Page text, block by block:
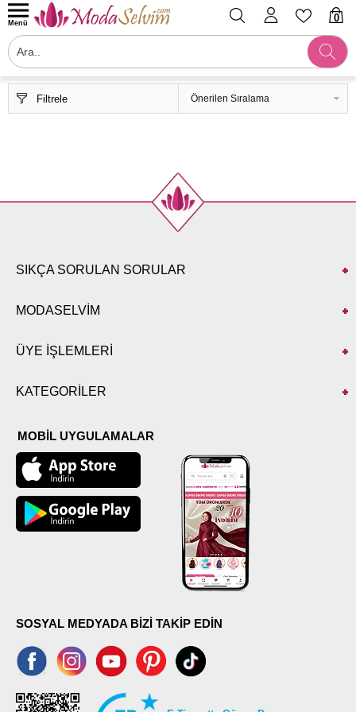
0
Menü
Filtrele
SIKÇA SORULAN SORULAR
MODASELVİM
ÜYE İŞLEMLERİ
KATEGORİLER
MOBİL UYGULAMALAR
SOSYAL MEDYADA BİZİ TAKİP EDİN